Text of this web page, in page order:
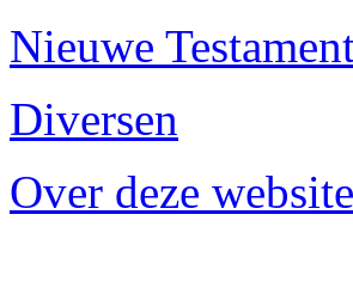
Nieuwe
Diversen
Over deze website